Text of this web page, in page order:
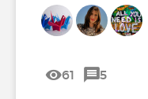
61 5